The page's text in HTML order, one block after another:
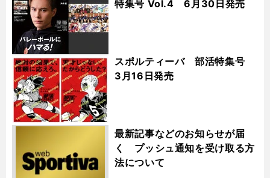
特集号 Vol.4 6月30日発売
スポルティーバ 部活特集号
3月16日発売
最新記事などのお知らせが届
く プッシュ通知を受け取る方
法について